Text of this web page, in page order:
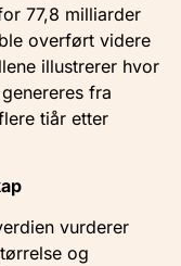
77,8 milliarder
overført videre
illustrerer hvor
fra
tiår etter
vurderer
og